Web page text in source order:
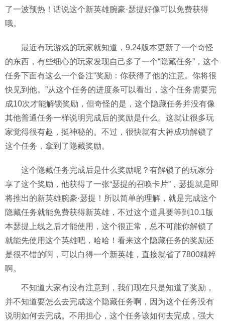
了一波预热！话说这个新英雄腕豪·瑟提好像可以免费获得
哦。
最近有玩游戏的玩家就知道，9.24版本更新了一个奇怪
的东西，有些细心的玩家发现自己多了一个“隐藏任务”，这个
任务下面有这么一个备注“奖励：你获得了他的注意。你将很
快见到他。”从这个任务的进度条可以看出，这个任务需要完
成10次才能解锁奖励，但奇怪的是，这个隐藏任务并没有像
其他普通任务一样说明完成后的奖励是什么。这就让很多玩
家觉得很有趣，挺神秘的。不过，很快就有大神成功解锁了
这个任务，拿到了隐藏奖励。
这个隐藏任务完成后是什么奖励呢？有解锁了的玩家分
享了这个奖励，他获得了一张“瑟提的召唤卡片”，瑟提就是即
将推出的新英雄腕豪·瑟提！所以简单的理解，就是完成这个
隐藏任务就能免费获得新英雄，不过这个道具要等到10.1版
本瑟提上线之后才能使用，这个很正常，总不可能你解锁了
就能先使用这个英雄吧，哈哈！看来这个隐藏任务的奖励还
是很不错的啊，可以白得一个新英雄，直接就省了7800精粹
啊。
不知道大家有没有注意到，我们现在只是知道了奖励，
并不知道要怎么去完成这个隐藏任务啊，因为这个任务没有
说明如何去完成。不用担心，这个任务该如何去完成，强大